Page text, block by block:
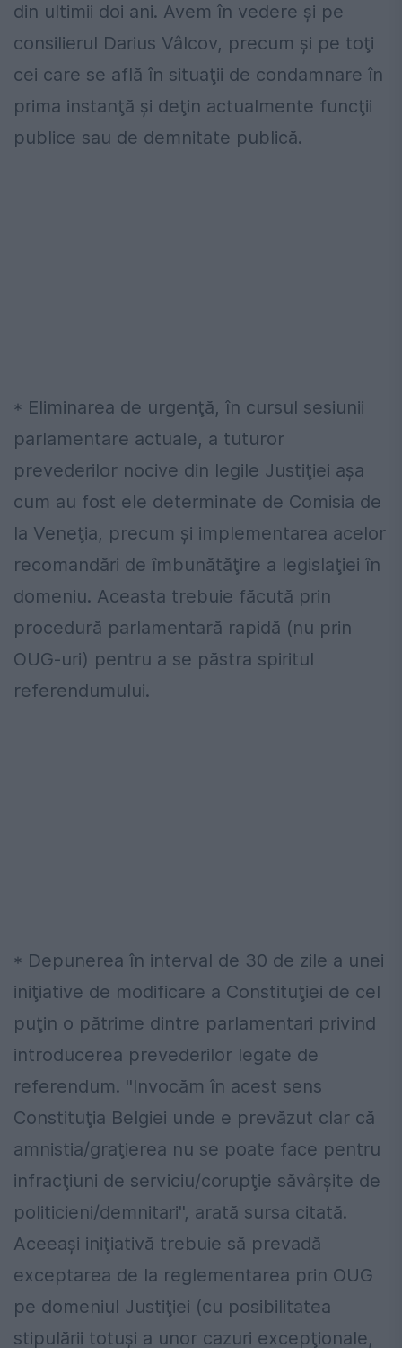
din ultimii doi ani. Avem în vedere şi pe
consilierul Darius Vâlcov, precum şi pe toţi
cei care se află în situaţii de condamnare în
prima instanţă şi deţin actualmente funcţii
publice sau de demnitate publică.
* Eliminarea de urgenţă, în cursul sesiunii
parlamentare actuale, a tuturor
prevederilor nocive din legile Justiţiei aşa
cum au fost ele determinate de Comisia de
la Veneţia, precum şi implementarea acelor
recomandări de îmbunătăţire a legislaţiei în
domeniu. Aceasta trebuie făcută prin
procedură parlamentară rapidă (nu prin
OUG-uri) pentru a se păstra spiritul
referendumului.
* Depunerea în interval de 30 de zile a unei
iniţiative de modificare a Constituţiei de cel
puţin o pătrime dintre parlamentari privind
introducerea prevederilor legate de
referendum. ''Invocăm în acest sens
Constituţia Belgiei unde e prevăzut clar că
amnistia/graţierea nu se poate face pentru
infracţiuni de serviciu/corupţie săvârşite de
politicieni/demnitari'', arată sursa citată.
Aceeaşi iniţiativă trebuie să prevadă
exceptarea de la reglementarea prin OUG
pe domeniul Justiţiei (cu posibilitatea
stipulării totuşi a unor cazuri excepţionale,